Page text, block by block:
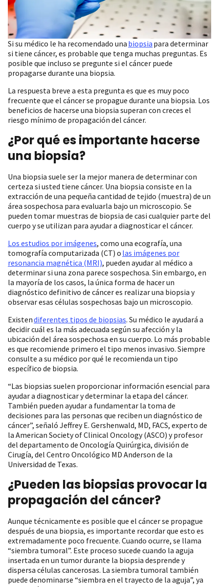
Si su médico le ha recomendado una biopsia para determinar
si tiene cáncer, es probable que tenga muchas preguntas. Es
posible que incluso se pregunte si el cáncer puede
propagarse durante una biopsia.
La respuesta breve a esta pregunta es que es muy poco
frecuente que el cáncer se propague durante una biopsia. Los
beneficios de hacerse una biopsia superan con creces el
riesgo mínimo de propagación del cáncer.
¿Por qué es importante hacerse
una biopsia?
Una biopsia suele ser la mejor manera de determinar con
certeza si usted tiene cáncer. Una biopsia consiste en la
extracción de una pequeña cantidad de tejido (muestra) de un
área sospechosa para evaluarla bajo un microscopio. Se
pueden tomar muestras de biopsia de casi cualquier parte del
cuerpo y se utilizan para ayudar a diagnosticar el cáncer.
Los estudios por imágenes, como una ecografía, una
tomografía computarizada (CT) o las imágenes por
resonancia magnética (MRI), pueden ayudar al médico a
determinar si una zona parece sospechosa. Sin embargo, en
la mayoría de los casos, la única forma de hacer un
diagnóstico definitivo de cáncer es realizar una biopsia y
observar esas células sospechosas bajo un microscopio.
Existendiferentes tipos de biopsias. Su médico le ayudará a
decidir cuál es la más adecuada según su afección y la
ubicación del área sospechosa en su cuerpo. Lo más probable
es que recomiende primero el tipo menos invasivo. Siempre
consulte a su médico por qué le recomienda un tipo
específico de biopsia.
“Las biopsias suelen proporcionar información esencial para
ayudar a diagnosticar y determinar la etapa del cáncer.
También pueden ayudar a fundamentar la toma de
decisiones para las personas que reciben un diagnóstico de
cáncer”, señaló Jeffrey E. Gershenwald, MD, FACS, experto de
la American Society of Clinical Oncology (ASCO) y profesor
del departamento de Oncología Quirúrgica, división de
Cirugía, del Centro Oncológico MD Anderson de la
Universidad de Texas.
¿Pueden las biopsias provocar la
propagación del cáncer?
Aunque técnicamente es posible que el cáncer se propague
después de una biopsia, es importante recordar que esto es
extremadamente poco frecuente. Cuando ocurre, se llama
“siembra tumoral”. Este proceso sucede cuando la aguja
insertada en un tumor durante la biopsia desprende y
dispersa células cancerosas. La siembra tumoral también
puede denominarse “siembra en el trayecto de la aguja”, ya